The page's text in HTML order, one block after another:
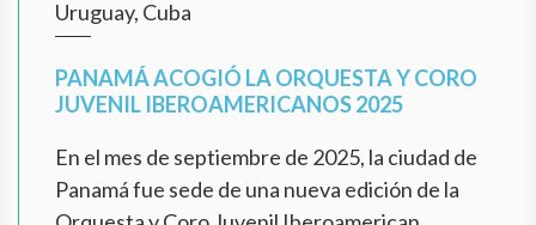
Uruguay, Cuba
PANAMÁ ACOGIÓ LA ORQUESTA Y CORO
JUVENIL IBEROAMERICANOS 2025
En el mes de septiembre de 2025, la ciudad de
Panamá fue sede de una nueva edición de la